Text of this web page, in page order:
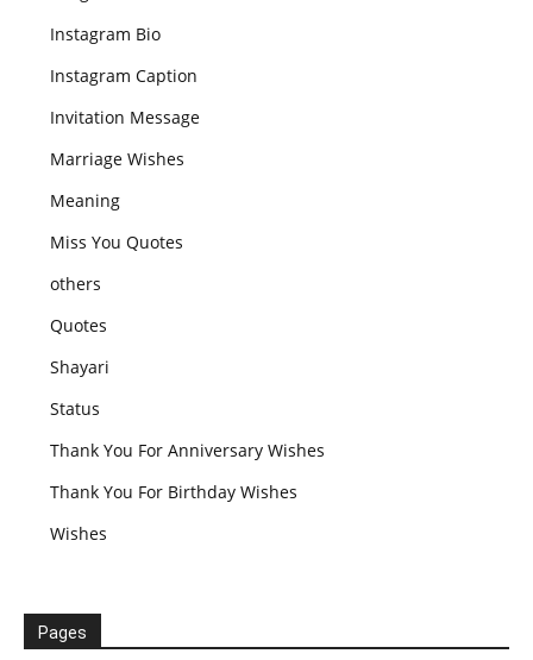
Instagram Bio
Instagram Caption
Invitation Message
Marriage Wishes
Meaning
Miss You Quotes
others
Quotes
Shayari
Status
Thank You For Anniversary Wishes
Thank You For Birthday Wishes
Wishes
Pages